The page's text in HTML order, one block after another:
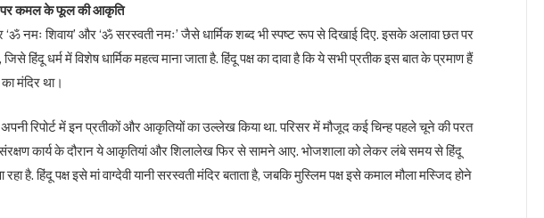
पर कमल के फूल की आकृति
‘ॐ नमः शिवाय’ और ‘ॐ सरस्वती नमः’ जैसे धार्मिक शब्द भी स्पष्ट रूप से दिखाई दिए. इसके अलावा छत पर
धर्म में विशेष धार्मिक महत्व माना जाता है. हिंदू पक्ष का दावा है कि ये सभी प्रतीक इस बात के प्रमाण हैं
मंदिर था।
अपनी रिपोर्ट में इन प्रतीकों और आकृतियों का उल्लेख किया था. परिसर में मौजूद कई चिन्ह पहले चूने की परत
कार्य के दौरान ये आकृतियां और शिलालेख फिर से सामने आए. भोजशाला को लेकर लंबे समय से हिंदू
है. हिंदू पक्ष इसे मां वाग्देवी यानी सरस्वती मंदिर बताता है, जबकि मुस्लिम पक्ष इसे कमाल मौला मस्जिद होने